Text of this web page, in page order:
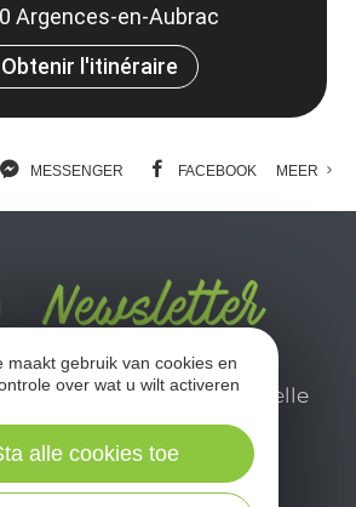
Argences-en-Aubrac
Obtenir l'itinéraire
MESSENGER FACEBOOK MEER
notre newsletter mensuelle
inspirer pour profiter
séjour en Aveyron.
maakt gebruik van cookies en
over wat u wilt activeren
alle cookies toe